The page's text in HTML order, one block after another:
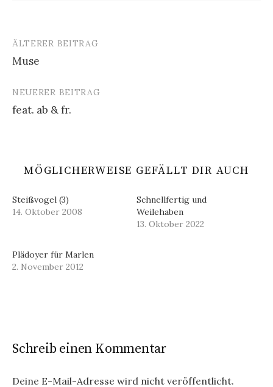
Beitrags-
Navigation
ÄLTERER BEITRAG
Muse
NEUERER BEITRAG
feat. ab & fr.
MÖGLICHERWEISE GEFÄLLT DIR AUCH
Steißvogel (3)
14. Oktober 2008
Schnellfertig und
Weilehaben
13. Oktober 2022
Plädoyer für Marlen
2. November 2012
Schreib einen Kommentar
Deine E-Mail-Adresse wird nicht veröffentlicht.